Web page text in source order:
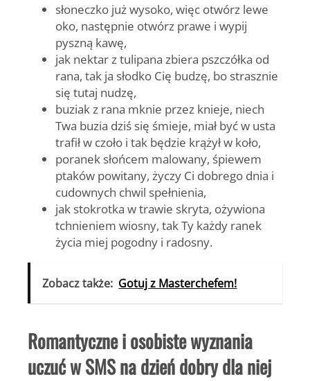
słoneczko już wysoko, więc otwórz lewe
oko, następnie otwórz prawe i wypij
pyszną kawę,
jak nektar z tulipana zbiera pszczółka od
rana, tak ja słodko Cię budzę, bo strasznie
się tutaj nudzę,
buziak z rana mknie przez knieje, niech
Twa buzia dziś się śmieje, miał być w usta
trafił w czoło i tak będzie krążył w koło,
poranek słońcem malowany, śpiewem
ptaków powitany, życzy Ci dobrego dnia i
cudownych chwil spełnienia,
jak stokrotka w trawie skryta, ożywiona
tchnieniem wiosny, tak Ty każdy ranek
życia miej pogodny i radosny.
Zobacz także: Gotuj z Masterchefem!
Romantyczne i osobiste wyznania
uczuć w SMS na dzień dobry dla niej